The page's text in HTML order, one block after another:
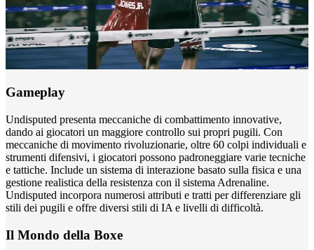
Gameplay
Undisputed presenta meccaniche di combattimento innovative,
dando ai giocatori un maggiore controllo sui propri pugili. Con
meccaniche di movimento rivoluzionarie, oltre 60 colpi individuali e
strumenti difensivi, i giocatori possono padroneggiare varie tecniche
e tattiche. Include un sistema di interazione basato sulla fisica e una
gestione realistica della resistenza con il sistema Adrenaline.
Undisputed incorpora numerosi attributi e tratti per differenziare gli
stili dei pugili e offre diversi stili di IA e livelli di difficoltà.
Il Mondo della Boxe